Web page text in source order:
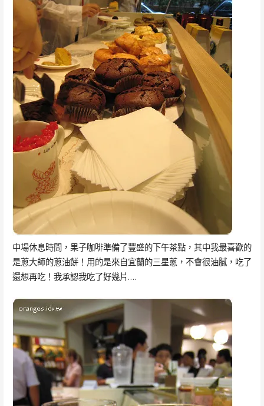
中場休息時間，果子咖啡準備了豐盛的下午茶點，其中我最喜歡的
是蔥大師的蔥油餅！用的是來自宜蘭的三星蔥，不會很油膩，吃了
還想再吃！我承認我吃了好幾片….